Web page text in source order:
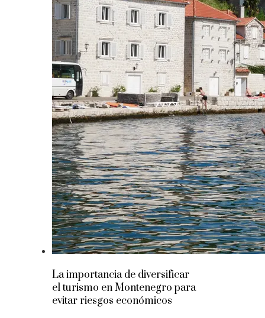
La importancia de diversificar
el turismo en Montenegro para
evitar riesgos económicos